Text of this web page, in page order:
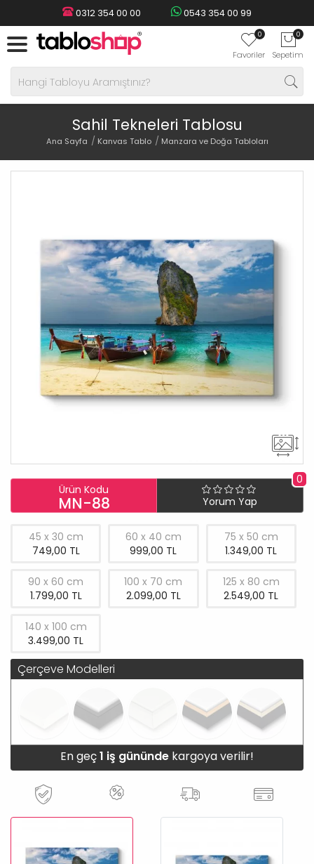
0312 354 00 00 0543 354 00 99
0
Favoriler
0
Sepetim
Sahil Tekneleri Tablosu
Ana Sayfa Kanvas Tablo Manzara ve Doğa Tabloları
Ürün Kodu
MN-88
0
Yorum Yap
45 x 30 cm
749,00 TL
60 x 40 cm
999,00 TL
75 x 50 cm
1.349,00 TL
90 x 60 cm
1.799,00 TL
100 x 70 cm
2.099,00 TL
125 x 80 cm
2.549,00 TL
140 x 100 cm
3.499,00 TL
Çerçeve Modelleri
En geç1 iş gününde kargoya verilir!